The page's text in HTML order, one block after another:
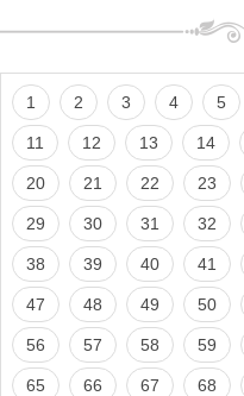
1 2 3 4 5
11 12 13 14
20 21 22 23
29 30 31 32
38 39 40 41
47 48 49 50
56 57 58 59
65 66 67 68